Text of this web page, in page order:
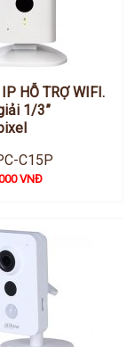
HỖ TRỢ WIFI.
1/3”
C15P
VNĐ